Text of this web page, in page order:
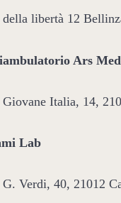
libertà 12
Ars
Italia, 14,
Lab
Verdi, 40, 21012